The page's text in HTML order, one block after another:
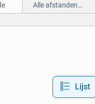
Alle afstanden…
Lijst